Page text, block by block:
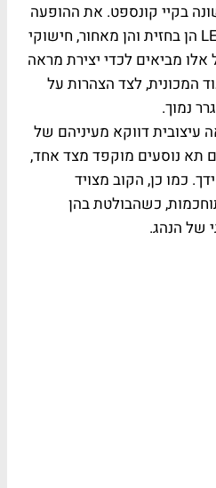
בקיי קונספט. את ההופעה
החיצונית משלימים פנסי LED הן בחזית והן מאחור, חישוקי
אלו מביאים לכדי יצירת מראה
המכונית, לצד הצהרות על
נמוך.
עיצובית דווקא מעיניהם של
תא נוסעים מוקפד מצד אחד,
כמו כן, הקוב מצויד
כשהבולטת בהן
של הנהג.